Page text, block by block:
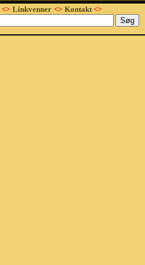
<> Linkvenner <> Kontakt<>